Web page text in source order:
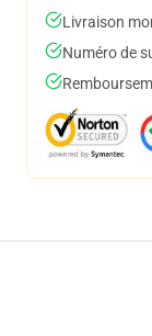
Livraison
Numéro de